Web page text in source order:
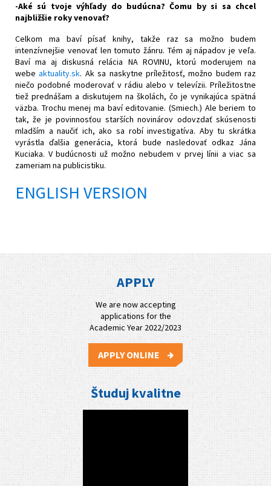
-Aké sú tvoje výhľady do budúcna? Čomu by si sa chcel
najbližšie roky venovať?
Celkom ma baví písať knihy, takže raz sa možno budem
intenzívnejšie venovať len tomuto žánru. Tém aj nápadov je veľa.
Baví ma aj diskusná relácia NA ROVINU, ktorú moderujem na
webeaktuality.sk. Ak sa naskytne príležitosť, možno budem raz
niečo podobné moderovať v rádiu alebo v televízii. Príležitostne
tiež prednášam a diskutujem na školách, čo je vynikajúca spätná
väzba. Trochu menej ma baví editovanie. (Smiech.) Ale beriem to
tak, že je povinnosťou starších novinárov odovzdať skúsenosti
mladším a naučiť ich, ako sa robí investigatíva. Aby tu skrátka
vyrástla ďalšia generácia, ktorá bude nasledovať odkaz Jána
Kuciaka. V budúcnosti už možno nebudem v prvej línii a viac sa
zameriam na publicistiku.
ENGLISH VERSION
APPLY
We are now accepting
applications for the
Academic Year 2022/2023
APPLY ONLINE
Študuj kvalitne